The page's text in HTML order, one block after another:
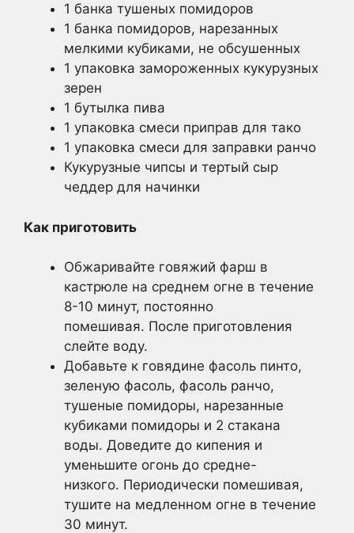
1 банка тушеных помидоров
1 банка помидоров, нарезанных
мелкими кубиками, не обсушенных
1 упаковка замороженных кукурузных
зерен
1 бутылка пива
1 упаковка смеси приправ для тако
1 упаковка смеси для заправки ранчо
Кукурузные чипсы и тертый сыр
чеддер для начинки
Как приготовить
Обжаривайте говяжий фарш в
кастрюле на среднем огне в течение
8-10 минут, постоянно
помешивая. После приготовления
слейте воду.
Добавьте к говядине фасоль пинто,
зеленую фасоль, фасоль ранчо,
тушеные помидоры, нарезанные
кубиками помидоры и 2 стакана
воды. Доведите до кипения и
уменьшите огонь до средне-
низкого. Периодически помешивая,
тушите на медленном огне в течение
30 минут.